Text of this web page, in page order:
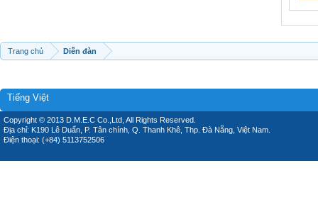
Trang chủ Diễn đàn
Tiếng Việt
Copyright © 2013 D.M.E.C Co.,Ltd, All Rights Reserved.
Địa chỉ: K190 Lê Duẩn, P. Tân chính, Q. Thanh Khê, Thp. Đà Nẵng, Việt Nam.
Điện thoại: (+84) 5113752506